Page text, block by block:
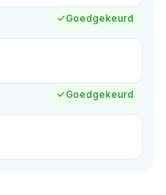
Goedgekeurd
Goedgekeurd